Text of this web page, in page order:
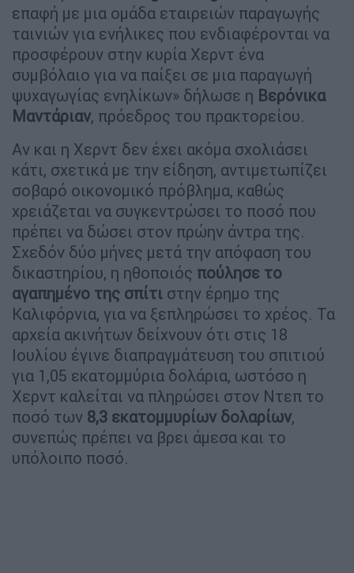
επαφή με μια ομάδα εταιρειών παραγωγής
ταινιών για ενήλικες που ενδιαφέρονται να
προσφέρουν στην κυρία Χερντ ένα
συμβόλαιο για να παίξει σε μια παραγωγή
ψυχαγωγίας ενηλίκων» δήλωσε η Βερόνικα
Μαντάριαν, πρόεδρος του πρακτορείου.
Αν και η Χερντ δεν έχει ακόμα σχολιάσει
κάτι, σχετικά με την είδηση, αντιμετωπίζει
σοβαρό οικονομικό πρόβλημα, καθώς
χρειάζεται να συγκεντρώσει το ποσό που
πρέπει να δώσει στον πρώην άντρα της.
Σχεδόν δύο μήνες μετά την απόφαση του
δικαστηρίου, η ηθοποιός πούλησε το
αγαπημένο της σπίτι στην έρημο της
Καλιφόρνια, για να ξεπληρώσει το χρέος. Τα
αρχεία ακινήτων δείχνουν ότι στις 18
Ιουλίου έγινε διαπραγμάτευση του σπιτιού
για 1,05 εκατομμύρια δολάρια, ωστόσο η
Χερντ καλείται να πληρώσει στον Ντεπ το
ποσό των 8,3 εκατομμυρίων δολαρίων,
συνεπώς πρέπει να βρει άμεσα και το
υπόλοιπο ποσό.